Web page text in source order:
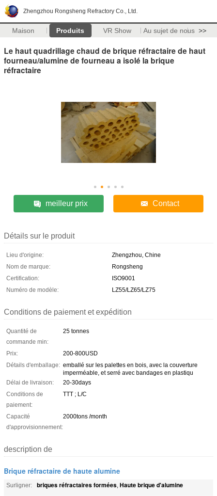
Zhengzhou Rongsheng Refractory Co., Ltd.
Maison Produits VR Show Au sujet de nous >>
Le haut quadrillage chaud de brique réfractaire de haut
fourneau/alumine de fourneau a isolé la brique
réfractaire
meilleur prix Contact
Détails sur le produit
Lieu d'origine:
Zhengzhou, Chine
Nom de marque:
Rongsheng
Certification:
ISO9001
Numéro de modèle:
LZ55/LZ65/LZ75
Conditions de paiement et expédition
Quantité de
commande min:
25 tonnes
Prix:
200-800USD
Détails d'emballage: emballé sur les palettes en bois, avec la couverture
imperméable, et serré avec bandages en plastiqu
Délai de livraison:
20-30days
Conditions de
paiement:
TTT ; L/C
Capacité
d'approvisionnement:
2000tons /month
description de
Brique réfractaire de haute alumine
Surligner: briques réfractaires formées, Haute brique d'alumine